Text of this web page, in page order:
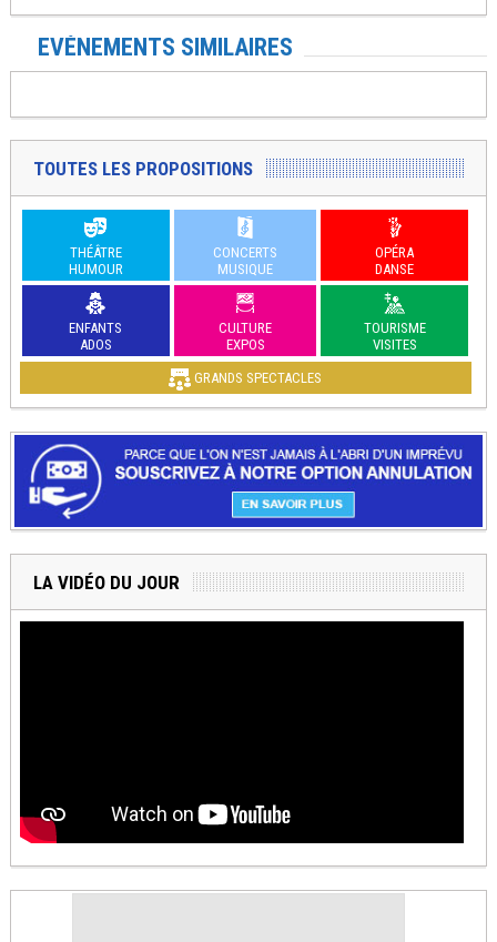
EVÉNEMENTS SIMILAIRES
TOUTES LES PROPOSITIONS
THÉÂTRE
HUMOUR
CONCERTS
MUSIQUE
OPÉRA
DANSE
ENFANTS
ADOS
CULTURE
EXPOS
TOURISME
VISITES
GRANDS SPECTACLES
LA VIDÉO DU JOUR